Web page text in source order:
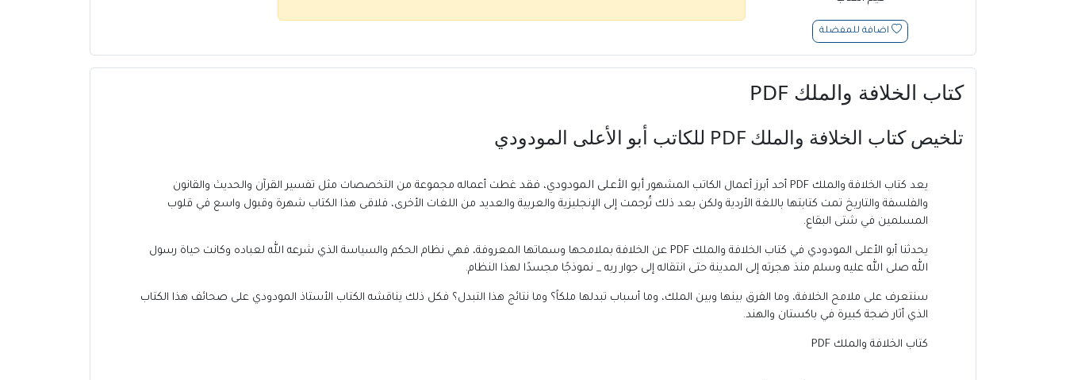
اضافة للمفضلة
كتاب الخلافة والملك PDF
تلخيص كتاب الخلافة والملك PDF للكاتب أبو الأعلى المودودي
يعد كتاب الخلافة والملك PDF أحد أبرز أعمال الكاتب المشهور أبو الأعلى المودودي، فقدغطت أعماله مجموعة من التخصصات مثل تفسير القرآن والحديث والقانون
والفلسفة والتاريخ تمت كتابتها باللغة الأردية ولكن بعد ذلك تُرجمت إلى الإنجليزية والعربية والعديد من اللغات الأخرى، فلاقى هذا الكتاب شهرة وقبول واسع في قلوب
المسلمين في شتى البقاع.
يحدثنا أبو الأعلى المودودي في كتاب الخلافة والملك PDF عن الخلافة بملامحها وسماتها المعروفة، فهي نظام الحكم والسياسة الذي شرعه الله لعباده وكانت حياة رسول
الله صلى الله عليه وسلم منذ هجرته إلى المدينة حتى انتقاله إلى جوار ربه _ نموذجًا مجسدًا لهذا النظام.
سنتعرف على ملامح الخلافة، وما الفرق بينها وبين الملك، وما أسباب تبدلها ملكاً؟ وما نتائج هذا التبدل؟ فكل ذلك يناقشه الكتاب الأستاذ المودودي على صحائف هذا الكتاب
الذي أثار ضجة كبيرة في باكستان والهند.
كتاب الخلافة والملك PDF